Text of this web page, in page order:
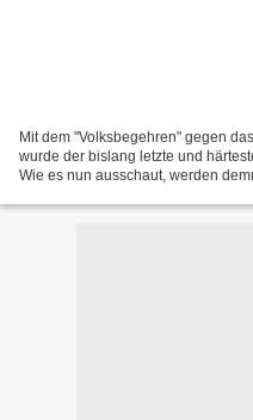
Mit dem "Volksbegehren" gegen
wurde der bislang letzte und
Wie es nun ausschaut, werden